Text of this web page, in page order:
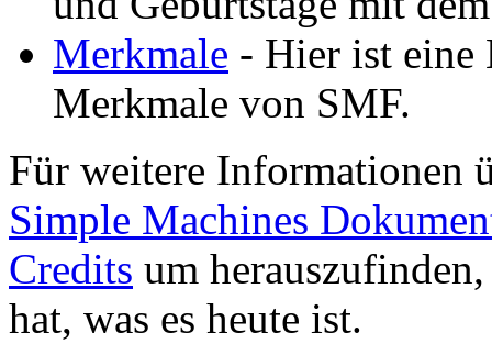
Merkmale - Hier ist eine
Merkmale von SMF.
Für weitere Informationen
Simple Machines
Credits um
hat, was es heute ist.